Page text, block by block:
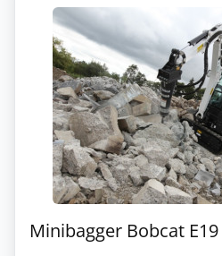
Minibagger Bobcat E19